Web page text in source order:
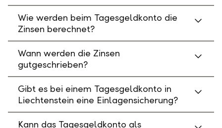
Wie werden beim Tagesgeldkonto die
Zinsen berechnet?
Wann werden die Zinsen
gutgeschrieben?
Gibt es bei einem Tagesgeldkonto in
Liechtenstein eine Einlagensicherung?
Kann das Tagesgeldkonto als